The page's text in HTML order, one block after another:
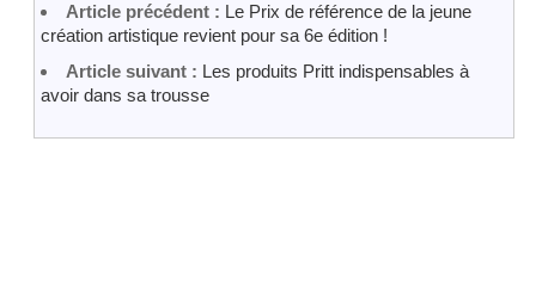
Article précédent : Le Prix de référence de la jeune
création artistique revient pour sa 6e édition !
Article suivant : Les produits Pritt indispensables à
avoir dans sa trousse